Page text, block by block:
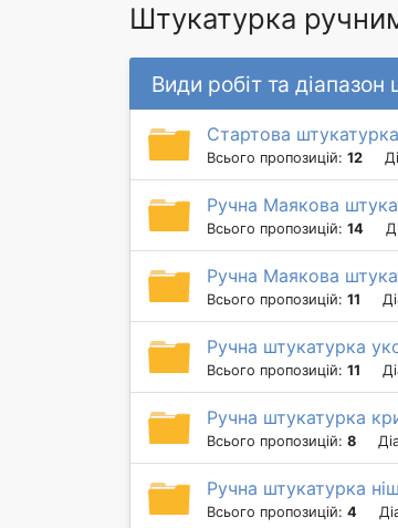
Штукатурка
Види робіт та діапазон
Стартова
Всього пропозицій: 12
Ручна Маякова
Всього пропозицій: 14
Ручна Маякова
Всього пропозицій: 11
Ручна штукатурка
Всього пропозицій: 11
Ручна штукатурка
Всього пропозицій: 8
Ручна штукатурка
Всього пропозицій: 4